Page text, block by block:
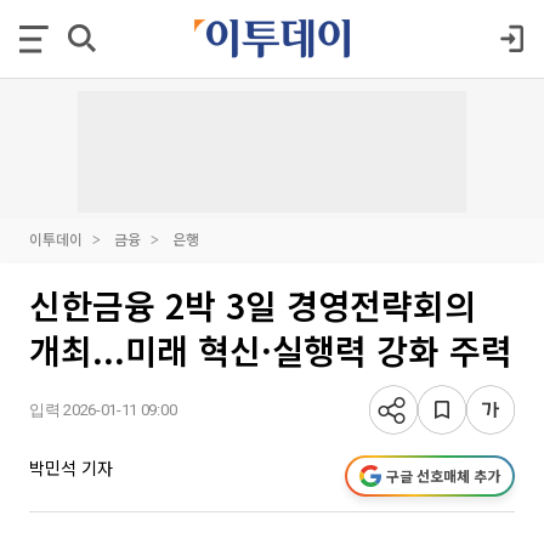
이투데이 금융 은행
신한금융 2박 3일 경영전략회의
개최...미래 혁신·실행력 강화 주력
입력 2026-01-11 09:00
박민석 기자 구글 선호매체 추가